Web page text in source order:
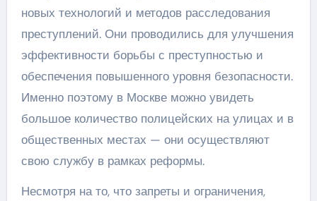
новых технологий и методов расследования
преступлений. Они проводились для улучшения
эффективности борьбы с преступностью и
обеспечения повышенного уровня безопасности.
Именно поэтому в Москве можно увидеть
большое количество полицейских на улицах и в
общественных местах — они осуществляют
свою службу в рамках реформы.
Несмотря на то, что запреты и ограничения,